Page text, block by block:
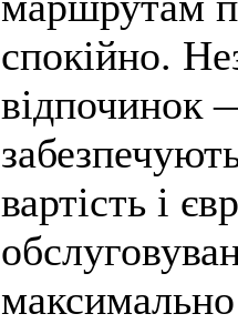
спокійно.
відпочинок
вартість і